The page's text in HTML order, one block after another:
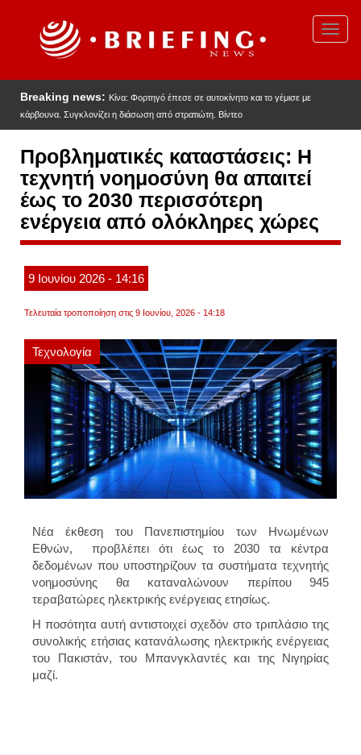
Breaking news: Κίνα: Φορτηγό έπεσε σε αυτοκίνητο και το γέμισε με
κάρβουνα. Συγκλονίζει η διάσωση από στρατιώτη. Βίντεο
Προβληματικές καταστάσεις: Η
τεχνητή νοημοσύνη θα απαιτεί
έως το 2030 περισσότερη
ενέργεια από ολόκληρες χώρες
9 Ιουνίου 2026 - 14:16
Τελευταία τροποποίηση στις 9 Ιουνίου, 2026 - 14:18
Τεχνολογία
Νέα έκθεση του Πανεπιστημίου των Ηνωμένων
Εθνών, προβλέπει ότι έως το 2030 τα κέντρα
δεδομένων που υποστηρίζουν τα συστήματα τεχνητής
νοημοσύνης θα καταναλώνουν περίπου 945
τεραβατώρες ηλεκτρικής ενέργειας ετησίως.
Η ποσότητα αυτή αντιστοιχεί σχεδόν στο τριπλάσιο της
συνολικής ετήσιας κατανάλωσης ηλεκτρικής ενέργειας
του Πακιστάν, του Μπανγκλαντές και της Νιγηρίας
μαζί.